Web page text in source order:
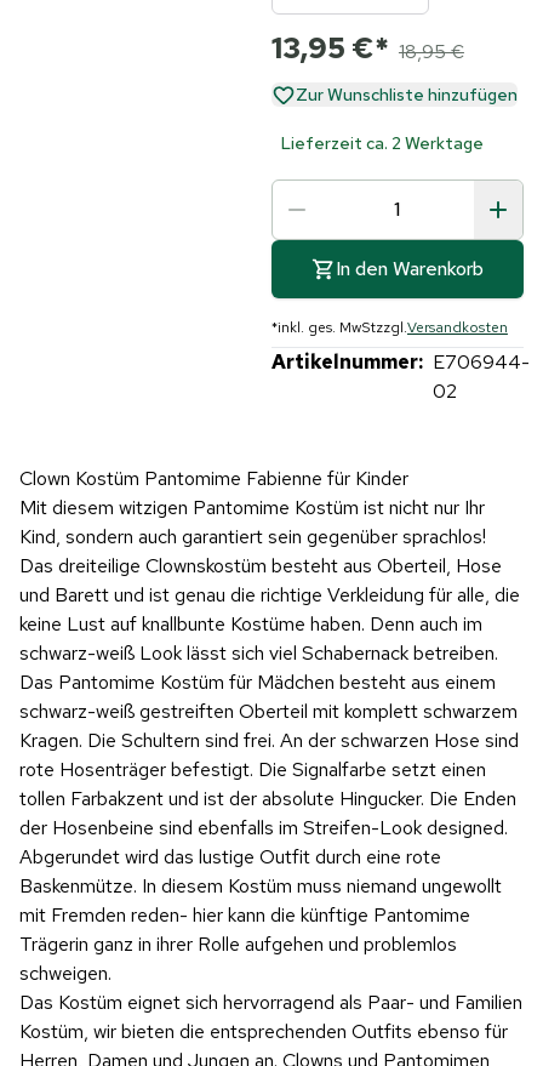
13,95 €* 18,95 €
Zur Wunschliste hinzufügen
Lieferzeit ca. 2 Werktage
In den Warenkorb
*inkl. ges. MwStzzgl.Versandkosten
Artikelnummer: E706944-
02
Clown Kostüm Pantomime Fabienne für Kinder
Mit diesem witzigen Pantomime Kostüm ist nicht nur Ihr
Kind, sondern auch garantiert sein gegenüber sprachlos!
Das dreiteilige Clownskostüm besteht aus Oberteil, Hose
und Barett und ist genau die richtige Verkleidung für alle, die
keine Lust auf knallbunte Kostüme haben. Denn auch im
schwarz-weiß Look lässt sich viel Schabernack betreiben.
Das Pantomime Kostüm für Mädchen besteht aus einem
schwarz-weiß gestreiften Oberteil mit komplett schwarzem
Kragen. Die Schultern sind frei. An der schwarzen Hose sind
rote Hosenträger befestigt. Die Signalfarbe setzt einen
tollen Farbakzent und ist der absolute Hingucker. Die Enden
der Hosenbeine sind ebenfalls im Streifen-Look designed.
Abgerundet wird das lustige Outfit durch eine rote
Baskenmütze. In diesem Kostüm muss niemand ungewollt
mit Fremden reden- hier kann die künftige Pantomime
Trägerin ganz in ihrer Rolle aufgehen und problemlos
schweigen.
Das Kostüm eignet sich hervorragend als Paar- und Familien
Kostüm, wir bieten die entsprechenden Outfits ebenso für
Herren, Damen und Jungen an. Clowns und Pantomimen